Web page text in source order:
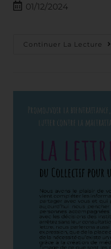
01/12/2024
Continuer La Lecture